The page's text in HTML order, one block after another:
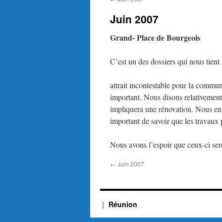
Juin 2007
Grand- Place de Bourgeois
C’est un des dossiers qui nous
attrait incontestable pour la
important. Nous disons
impliquera une rénovation. Nous
important de savoir que les travaux
Nous avons l’espoir que ceux-ci
← Juin 2007
Réunion